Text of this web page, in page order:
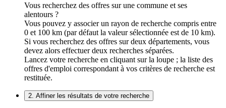
Vous recherchez des offres sur une commune et ses
alentours ?
Vous pouvez y associer un rayon de recherche compris entre
0 et 100 km (par défaut la valeur sélectionnée est de 10 km).
Si vous recherchez des offres sur deux départements, vous
devez alors effectuer deux recherches séparées.
Lancez votre recherche en cliquant sur la loupe ; la liste des
offres d'emploi correspondant à vos critères de recherche est
restituée.
2. Affiner les résultats de votre recherche